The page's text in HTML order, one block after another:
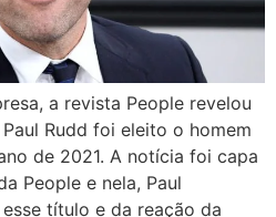
a revista People revelou
Rudd foi eleito o homem
de 2021. A notícia foi capa
People e nela, Paul
título e da reação da